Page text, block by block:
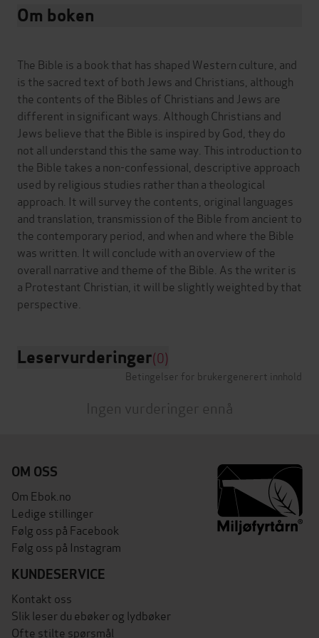
Om boken
The Bible is a book that has shaped Western culture, and
is the sacred text of both Jews and Christians, although
the contents of the Bibles of Christians and Jews are
different in significant ways. Although Christians and
Jews believe that the Bible is inspired by God, they do
not all understand this the same way. This introduction to
the Bible takes a non-confessional, descriptive approach
used by religious studies rather than a theological
approach. It will survey the contents, original languages
and translation, transmission of the Bible from ancient to
the contemporary period, and when and where the Bible
was written. It will conclude with an overview of the
overall narrative and theme of the Bible. As the writer is
a Protestant Christian, it will be slightly weighted by that
Leservurderinger(0)
Betingelser for brukergenerert innhold
Ingen vurderinger ennå
OM OSS
Om Ebok.no
Ledige stillinger
Følg oss på Facebook
Følg oss på Instagram
KUNDESERVICE
Kontakt oss
Slik leser du ebøker og lydbøker
Ofte stilte spørsmål